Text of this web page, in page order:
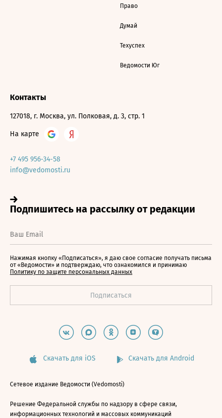
Право
Думай
Техуспех
Ведомости Юг
Контакты
127018, г. Москва, ул. Полковая, д. 3, стр. 1
На карте
+7 495 956-34-58
info@vedomosti.ru
Нажимая кнопку «Подписаться», я даю свое согласие получать письма
от «Ведомости» и подтверждаю, что ознакомился и принимаю
Политику по защите персональных данных
Скачать для iOS Скачать для Android
Сетевое издание Ведомости (Vedomosti)
Решение Федеральной службы по надзору в сфере связи,
информационных технологий и массовых коммуникаций